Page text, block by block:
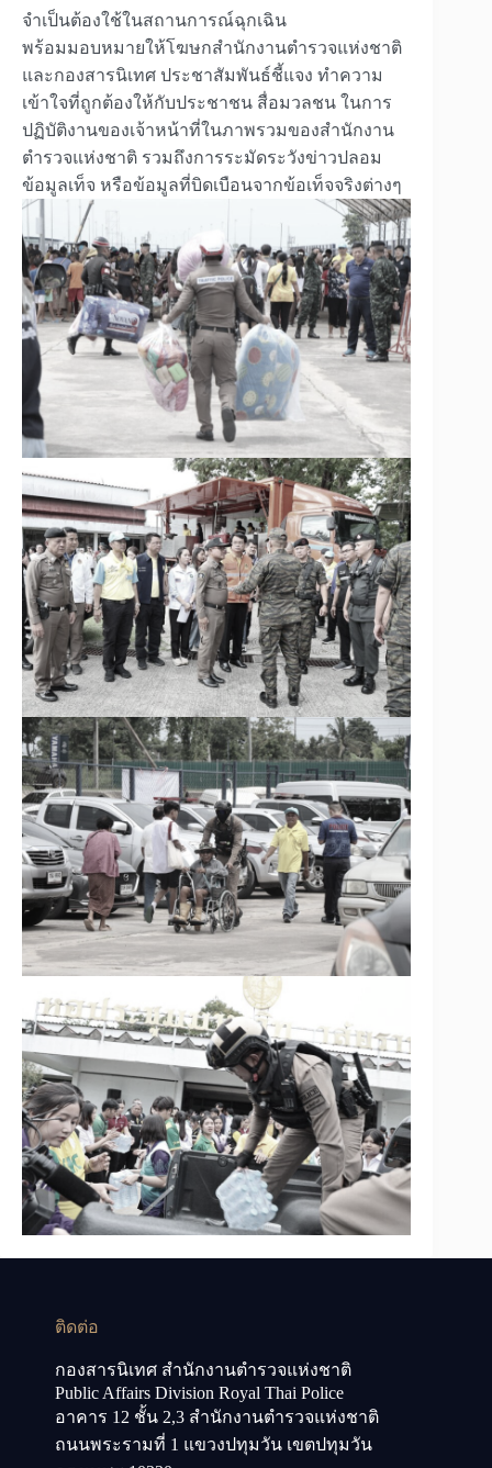
จำเป็นต้องใช้ในสถานการณ์ฉุกเฉิน
พร้อมมอบหมายให้โฆษกสำนักงานตำรวจแห่งชาติ
และกองสารนิเทศ ประชาสัมพันธ์ชี้แจง ทำความ
เข้าใจที่ถูกต้องให้กับประชาชน สื่อมวลชน ในการ
ปฏิบัติงานของเจ้าหน้าที่ในภาพรวมของสำนักงาน
ตำรวจแห่งชาติ รวมถึงการระมัดระวังข่าวปลอม
ข้อมูลเท็จ หรือข้อมูลที่บิดเบือนจากข้อเท็จจริงต่างๆ
ติดต่อ
กองสารนิเทศ สำนักงานตำรวจแห่งชาติ
Public Affairs Division Royal Thai Police
อาคาร 12 ชั้น 2,3 สำนักงานตำรวจแห่งชาติ
ถนนพระรามที่ 1 แขวงปทุมวัน เขตปทุมวัน